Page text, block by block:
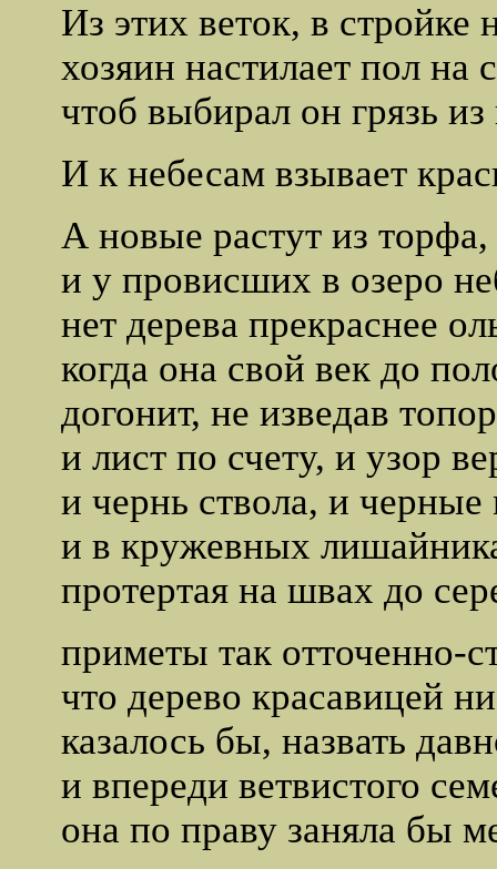
Из этих веток, в стройке
хозяин настилает пол на
чтоб выбирал он грязь
И к небесам взывает
А новые растут из
и у провисших в озеро
нет дерева прекраснее
когда она свой век до
догонит, не изведав
и лист по счету, и узор
и чернь ствола, и
и в кружевных
протертая на швах до
приметы так отточенно-
что дерево красавицей
казалось бы, назвать
и впереди ветвистого
она по праву заняла бы